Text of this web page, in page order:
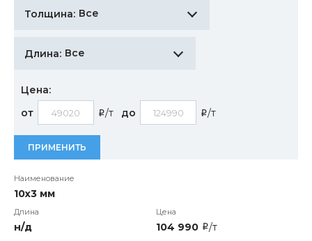
Толщина: Все
Длина: Все
Цена:
от
i/т до i/т
ПРИМЕНИТЬ
10х3 мм
н/д 104 990 i/т